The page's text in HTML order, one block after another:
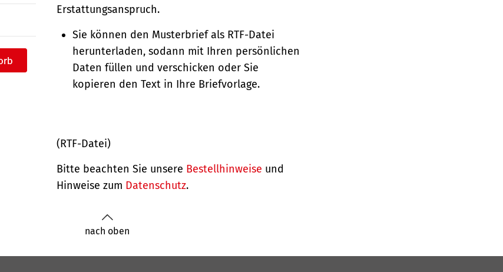
Erstattungsanspruch.
Sie können den Musterbrief als RTF-Datei
herunterladen, sodann mit Ihren persönlichen
Daten füllen und verschicken oder Sie
kopieren den Text in Ihre Briefvorlage.
(RTF-Datei)
Bitte beachten Sie unsere Bestellhinweise und
Hinweise zum Datenschutz.
nach oben